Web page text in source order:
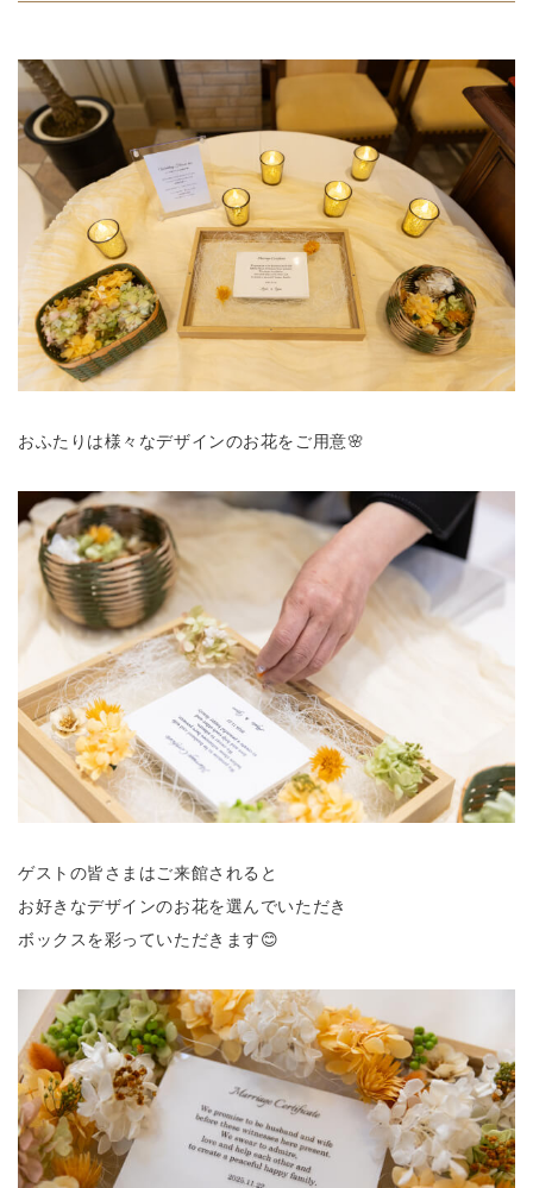
おふたりは様々なデザインのお花をご用意🌸
ゲストの皆さまはご来館されると
お好きなデザインのお花を選んでいただき
ボックスを彩っていただきます😊